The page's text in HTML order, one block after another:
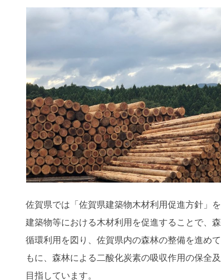
佐賀県では「佐賀県建築物木材利用促進方針」
建築物等における木材利用を促進することで、
循環利用を図り、佐賀県内の森林の整備を進め
もに、森林による二酸化炭素の吸収作用の保全
目指しています。